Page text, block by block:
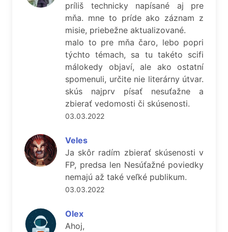
príliš technicky napísané aj pre
mňa. mne to príde ako záznam z
misie, priebežne aktualizované.
malo to pre mňa čaro, lebo popri
týchto témach, sa tu takéto scifi
málokedy objaví, ale ako ostatní
spomenuli, určite nie literárny útvar.
skús najprv písať nesuťažne a
zbierať vedomosti či skúsenosti.
03.03.2022
Veles
Ja skôr radím zbierať skúsenosti v
FP, predsa len Nesúťažné poviedky
nemajú až také veľké publikum.
03.03.2022
Olex
Ahoj,